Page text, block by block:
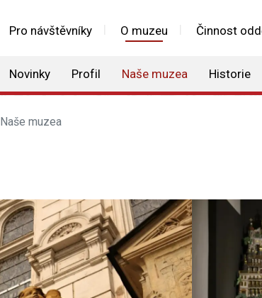
Pro návštěvníky O muzeu Činnost
Novinky Profil Naše muzea Historie
Naše muzea